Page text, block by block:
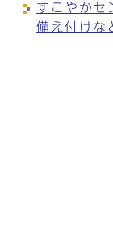
すこやかセ
備え付けな